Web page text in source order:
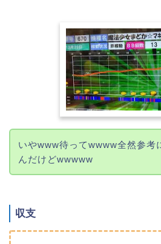
いやwww待ってwwww全然参考
んだけどwwwww
収支